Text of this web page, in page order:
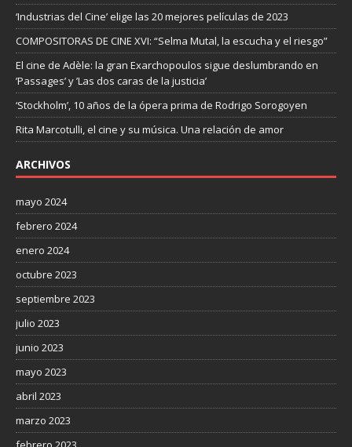
‘Industrias del Cine’ elige las 20 mejores películas de 2023
COMPOSITORAS DE CINE XVI: “Selma Mutal, la escucha y el riesgo”
El cine de Adèle: la gran Exarchopoulos sigue deslumbrando en
’Passages’ y ’Las dos caras de la justicia’
‘Stockholm’, 10 años de la ópera prima de Rodrigo Sorogoyen
Rita Marcotulli, el cine y su música. Una relación de amor
ARCHIVOS
mayo 2024
febrero 2024
enero 2024
octubre 2023
septiembre 2023
julio 2023
junio 2023
mayo 2023
abril 2023
marzo 2023